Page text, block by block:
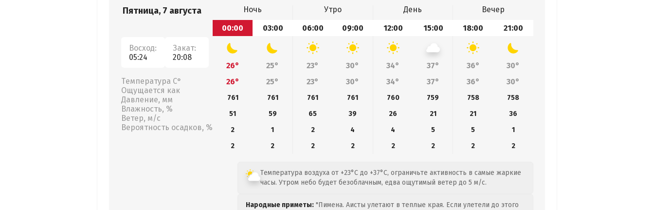
Пятница, 7 августа
Восход:
05:24
Закат:
20:08
Температура С°
Ощущается как
Давление, мм
Влажность, %
Ветер, м/с
Вероятность осадков, %
Ночь Утро День
Вечер
00:00
03:00 06:00 09:00 12:00 15:00 18:00 21:00
26° 25° 23° 30° 34° 37° 36°
30°
26°
25° 23° 30° 34° 37° 36° 30°
761 761 761 761 760 759 758
758
51
59 65 39 26 21 21
36
2
1 2 4 4 5 5
1
2
2 2 2 2 2 2 2
Температура воздуха от +23°C до +37°C, ограничьте активность в самые жаркие
часы. Утром небо будет безоблачным, едва ощутимый ветер до 5 м/с.
Народные приметы: "Пимена. Аисты улетают в теплые края. Если улетели до этого